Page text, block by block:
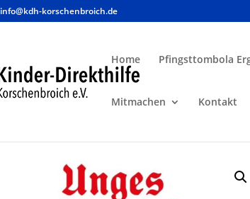
info@kdh-korschenbroich.de
Home Pfingsttombola
Mitmachen Kontakt